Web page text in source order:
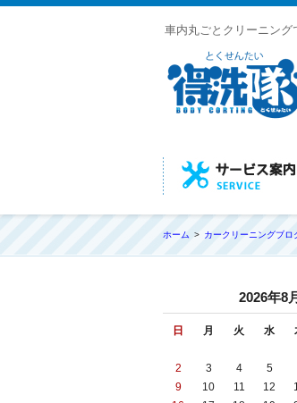
車内丸ごとクリーニン
ホーム カークリーニングブロ
2026年8月
日 月 火 水
2
3 4 5
9
10 11 12